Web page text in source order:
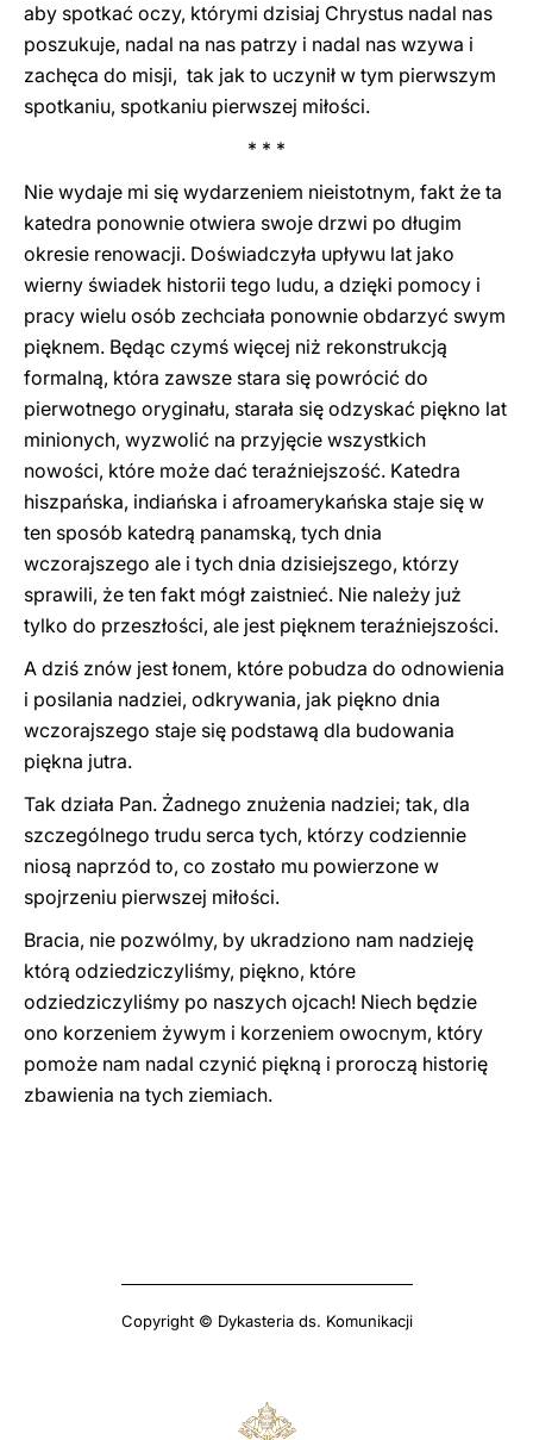
aby spotkać oczy, którymi dzisiaj Chrystus nadal nas
poszukuje, nadal na nas patrzy i nadal nas wzywa i
zachęca do misji, tak jak to uczynił w tym pierwszym
spotkaniu, spotkaniu pierwszej miłości.
* * *
Nie wydaje mi się wydarzeniem nieistotnym, fakt że ta
katedra ponownie otwiera swoje drzwi po długim
okresie renowacji. Doświadczyła upływu lat jako
wierny świadek historii tego ludu, a dzięki pomocy i
pracy wielu osób zechciała ponownie obdarzyć swym
pięknem. Będąc czymś więcej niż rekonstrukcją
formalną, która zawsze stara się powrócić do
pierwotnego oryginału, starała się odzyskać piękno lat
minionych, wyzwolić na przyjęcie wszystkich
nowości, które może dać teraźniejszość. Katedra
hiszpańska, indiańska i afroamerykańska staje się w
ten sposób katedrą panamską, tych dnia
wczorajszego ale i tych dnia dzisiejszego, którzy
sprawili, że ten fakt mógł zaistnieć. Nie należy już
tylko do przeszłości, ale jest pięknem teraźniejszości.
A dziś znów jest łonem, które pobudza do odnowienia
i posilania nadziei, odkrywania, jak piękno dnia
wczorajszego staje się podstawą dla budowania
piękna jutra.
Tak działa Pan. Żadnego znużenia nadziei; tak, dla
szczególnego trudu serca tych, którzy codziennie
niosą naprzód to, co zostało mu powierzone w
spojrzeniu pierwszej miłości.
Bracia, nie pozwólmy, by ukradziono nam nadzieję
którą odziedziczyliśmy, piękno, które
odziedziczyliśmy po naszych ojcach! Niech będzie
ono korzeniem żywym i korzeniem owocnym, który
pomoże nam nadal czynić piękną i proroczą historię
zbawienia na tych ziemiach.
Copyright © Dykasteria ds. Komunikacji